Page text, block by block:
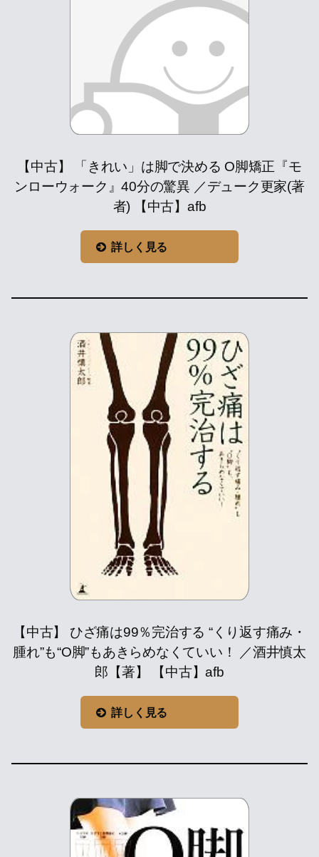
【中古】 「きれい」は脚で決める O脚矯正『モ
ンローウォーク』40分の驚異 ／デューク更家(著
者) 【中古】afb
詳しく見る
【中古】 ひざ痛は99％完治する “くり返す痛み・
腫れ”も“O脚”もあきらめなくていい！ ／酒井慎太
郎【著】 【中古】afb
詳しく見る